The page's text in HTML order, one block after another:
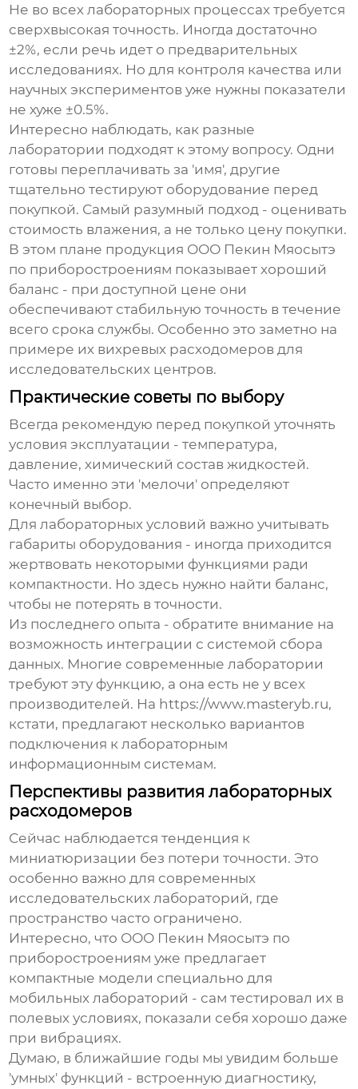
Не во всех лабораторных процессах требуется
сверхвысокая точность. Иногда достаточно
±2%, если речь идет о предварительных
исследованиях. Но для контроля качества или
научных экспериментов уже нужны показатели
не хуже ±0.5%.
Интересно наблюдать, как разные
лаборатории подходят к этому вопросу. Одни
готовы переплачивать за 'имя', другие
тщательно тестируют оборудование перед
покупкой. Самый разумный подход - оценивать
стоимость влажения, а не только цену покупки.
В этом плане продукция ООО Пекин Мяосытэ
по приборостроениям показывает хороший
баланс - при доступной цене они
обеспечивают стабильную точность в течение
всего срока службы. Особенно это заметно на
примере их вихревых расходомеров для
исследовательских центров.
Практические советы по выбору
Всегда рекомендую перед покупкой уточнять
условия эксплуатации - температура,
давление, химический состав жидкостей.
Часто именно эти 'мелочи' определяют
конечный выбор.
Для лабораторных условий важно учитывать
габариты оборудования - иногда приходится
жертвовать некоторыми функциями ради
компактности. Но здесь нужно найти баланс,
чтобы не потерять в точности.
Из последнего опыта - обратите внимание на
возможность интеграции с системой сбора
данных. Многие современные лаборатории
требуют эту функцию, а она есть не у всех
производителей. На https://www.masteryb.ru,
кстати, предлагают несколько вариантов
подключения к лабораторным
информационным системам.
Перспективы развития лабораторных
расходомеров
Сейчас наблюдается тенденция к
миниатюризации без потери точности. Это
особенно важно для современных
исследовательских лабораторий, где
пространство часто ограничено.
Интересно, что ООО Пекин Мяосытэ по
приборостроениям уже предлагает
компактные модели специально для
мобильных лабораторий - сам тестировал их в
полевых условиях, показали себя хорошо даже
при вибрациях.
Думаю, в ближайшие годы мы увидим больше
'умных' функций - встроенную диагностику,